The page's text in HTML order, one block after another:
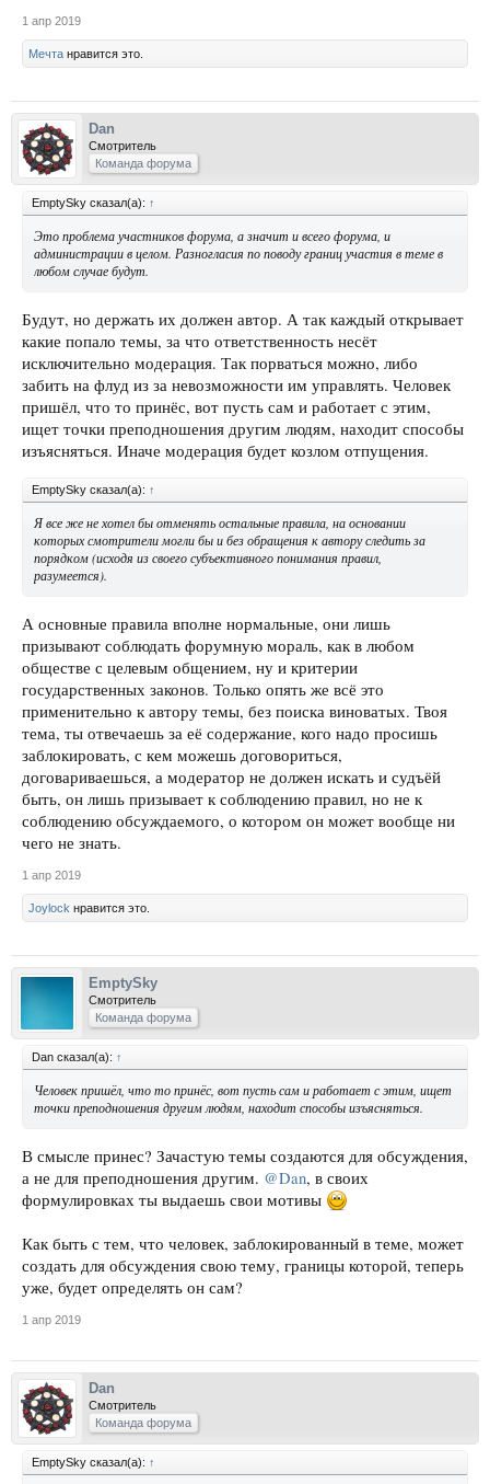
1 апр 2019
Мечта нравится это.
Dan
Смотритель
Команда форума
EmptySky сказал(а): ↑
Это проблема участников форума, а значит и всего форума, и
администрации в целом. Разногласия по поводу границ участия в теме в
любом случае будут.
Будут, но держать их должен автор. А так каждый открывает
какие попало темы, за что ответственность несёт
исключительно модерация. Так порваться можно, либо
забить на флуд из за невозможности им управлять. Человек
пришёл, что то принёс, вот пусть сам и работает с этим,
ищет точки преподношения другим людям, находит способы
изъясняться. Иначе модерация будет козлом отпущения.
EmptySky сказал(а): ↑
Я все же не хотел бы отменять остальные правила, на основании
которых смотрители могли бы и без обращения к автору следить за
порядком (исходя из своего субъективного понимания правил,
разумеется).
А основные правила вполне нормальные, они лишь
призывают соблюдать форумную мораль, как в любом
обществе с целевым общением, ну и критерии
государственных законов. Только опять же всё это
применительно к автору темы, без поиска виноватых. Твоя
тема, ты отвечаешь за её содержание, кого надо просишь
заблокировать, с кем можешь договориться,
договариваешься, а модератор не должен искать и судъёй
быть, он лишь призывает к соблюдению правил, но не к
соблюдению обсуждаемого, о котором он может вообще ни
чего не знать.
1 апр 2019
Joylock нравится это.
EmptySky
Смотритель
Команда форума
Dan сказал(а): ↑
Человек пришёл, что то принёс, вот пусть сам и работает с этим, ищет
точки преподношения другим людям, находит способы изъясняться.
В смысле принес? Зачастую темы создаются для обсуждения,
а не для преподношения другим. @Dan, в своих
формулировках ты выдаешь свои мотивы
Как быть с тем, что человек, заблокированный в теме, может
создать для обсуждения свою тему, границы которой, теперь
уже, будет определять он сам?
1 апр 2019
Dan
Смотритель
Команда форума
EmptySky сказал(а): ↑